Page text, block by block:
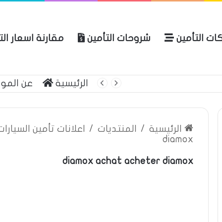
التأمين شروحات التأمين مقارنة اسعار
الرئيسية عن
الرئيسية / المنتديات / اعلانات تأمين
diamox
diamox achat acheter diamox